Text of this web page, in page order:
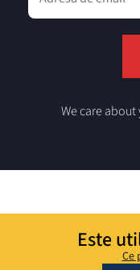
We care
Este
Ce